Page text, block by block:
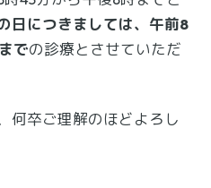
日につきましては、午前8
での診療とさせていただ
何卒ご理解のほどよろし